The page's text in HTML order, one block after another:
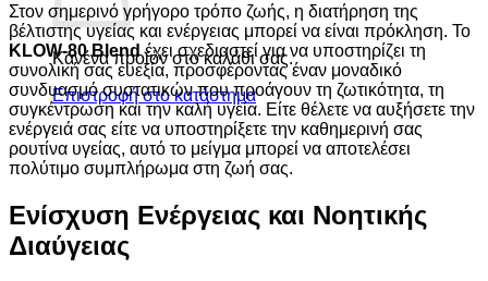
Κανένα προϊόν στο καλάθι σας.
Επιστροφή στο κατάστημα
Στον σημερινό γρήγορο τρόπο ζωής, η διατήρηση της
βέλτιστης υγείας και ενέργειας μπορεί να είναι πρόκληση. Το
KLOW-80 Blendέχει σχεδιαστεί για να υποστηρίζει τη
συνολική σας ευεξία, προσφέροντας έναν μοναδικό
συνδυασμό συστατικών που προάγουν τη ζωτικότητα, τη
συγκέντρωση και την καλή υγεία. Είτε θέλετε να αυξήσετε την
ενέργειά σας είτε να υποστηρίξετε την καθημερινή σας
ρουτίνα υγείας, αυτό το μείγμα μπορεί να αποτελέσει
πολύτιμο συμπλήρωμα στη ζωή σας.
Ενίσχυση Ενέργειας και Νοητικής
Διαύγειας